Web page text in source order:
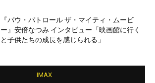
『パウ・パトロール ザ・マイティ・ムービ
ー』安倍なつみ インタビュー「映画館に行く
と子供たちの成長を感じられる」
IMAX